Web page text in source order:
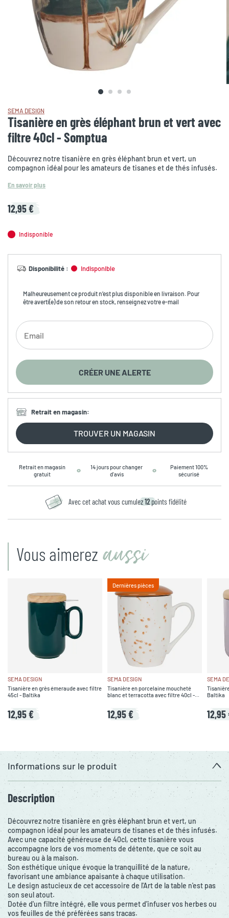
SEMA DESIGN
Tisanière en grès éléphant brun et vert avec
filtre 40cl - Somptua
Découvrez notre tisanière en grès éléphant brun et vert, un
compagnon idéal pour les amateurs de tisanes et de thés infusés.
En savoir plus
12,95 €
Indisponible
Disponibilité : Indisponible
Malheureusement ce produit n’est plus disponible en livraison. Pour
être averti(e) de son retour en stock, renseignez votre e-mail
CRÉER UNE ALERTE
Retrait en magasin:
TROUVER UN MAGASIN
Retrait en magasin
gratuit
14 jours pour changer
d’avis
Paiement 100%
sécurisé
Avec cet achat vous cumulez12 points fidélité
Vous aimerez aussi
SEMA DESIGN
Tisanière en grès émeraude avec filtre
45cl - Baltika
12,95 €
Dernières pièces
SEMA DESIGN
Tisanière en porcelaine moucheté
blanc et terracotta avec filtre 40cl -
12,95 €
SEMA
Baltika
12,95
Informations sur le produit
Description
Découvrez notre tisanière en grès éléphant brun et vert, un
compagnon idéal pour les amateurs de tisanes et de thés infusés.
Avec une capacité généreuse de 40cl, cette tisanière vous
accompagne lors de vos moments de détente, que ce soit au
bureau ou à la maison.
Son esthétique unique évoque la tranquillité de la nature,
favorisant une ambiance apaisante à chaque utilisation.
Le design astucieux de cet accessoire de l'Art de la table n'est pas
son seul atout.
Dotée d'un filtre intégré, elle vous permet d'infuser vos herbes ou
vos feuilles de thé préférées sans tracas.